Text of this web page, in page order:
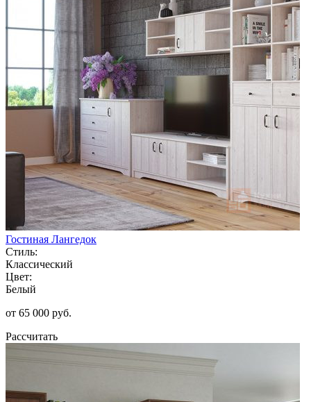
Гостиная Лангедок
Стиль:
Классический
Цвет:
Белый
от 65 000 руб.
Рассчитать